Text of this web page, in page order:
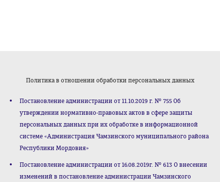
Политика в отношении обработки персональных данных
Постановление администрации от 11.10.2019 г. № 755 Об
утверждении нормативно-правовых актов в сфере защиты
персональных данных при их обработке в информационной
системе «Администрация Чамзинского муниципального района
Республики Мордовия»
Постановление администрации от 16.08.2019г. № 613 О внесении
изменений в постановление администрации Чамзинского